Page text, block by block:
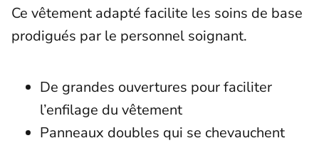
Ce vêtement adapté facilite les soins de base
prodigués par le personnel soignant.
De grandes ouvertures pour faciliter
l’enfilage du vêtement
Panneaux doubles qui se chevauchent